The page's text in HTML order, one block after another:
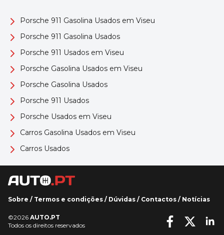
Porsche 911 Gasolina Usados em Viseu
Porsche 911 Gasolina Usados
Porsche 911 Usados em Viseu
Porsche Gasolina Usados em Viseu
Porsche Gasolina Usados
Porsche 911 Usados
Porsche Usados em Viseu
Carros Gasolina Usados em Viseu
Carros Usados
Sobre / Termos e condições / Dúvidas / Contactos / Notícias
©2026 AUTO.PT
Todos os direitos reservados